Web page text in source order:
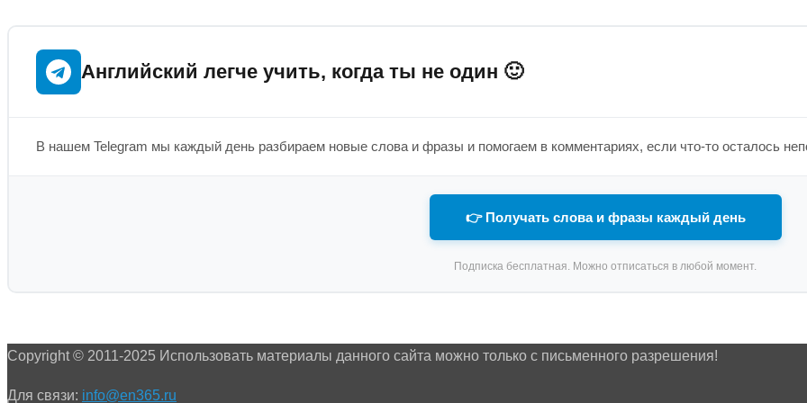
Английский легче учить, когда ты не один 🙂
В нашем Telegram мы каждый день разбираем новые слова и фразы и помогаем в комментариях, если что-то осталось
👉 Получать слова и фразы каждый день
Подписка бесплатная. Можно отписаться в любой момент.
Copyright © 2011-2025 Использовать материалы данного сайта можно только с письменного разрешения!
Для связи: info@en365.ru